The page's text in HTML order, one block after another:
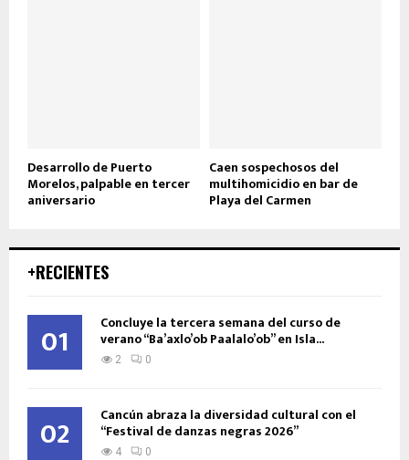
Desarrollo de Puerto
Morelos, palpable en tercer
aniversario
Caen sospechosos del
multihomicidio en bar de
Playa del Carmen
+RECIENTES
01 Concluye la tercera semana del curso de
verano “Ba’axlo’ob Paalalo’ob” en Isla...
2 0
02 Cancún abraza la diversidad cultural con el
“Festival de danzas negras 2026”
4 0